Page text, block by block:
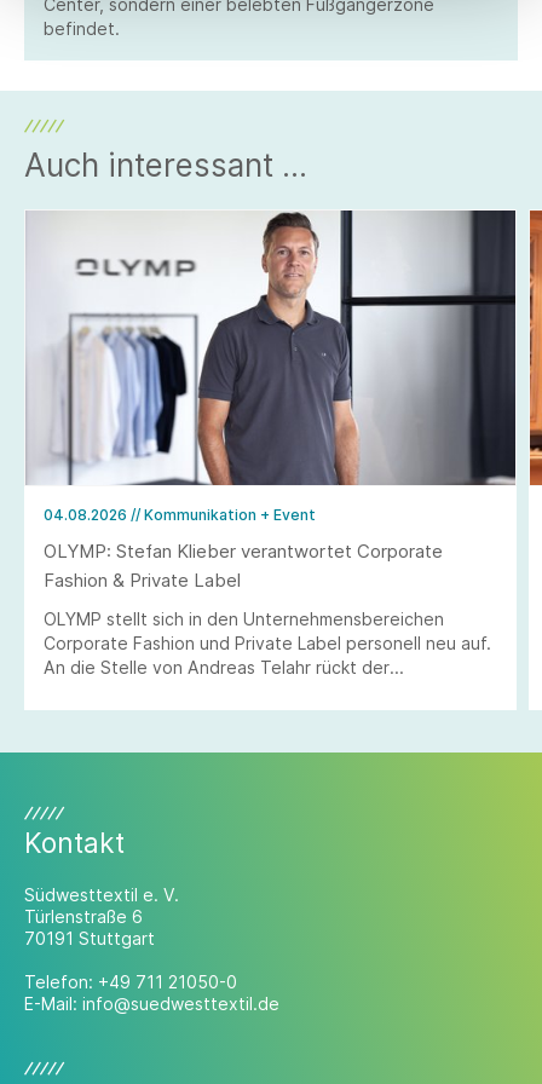
Center, sondern einer belebten Fußgängerzone
befindet.
Auch interessant ...
04.08.2026 // Kommunikation + Event
OLYMP: Stefan Klieber verantwortet Corporate
Fashion & Private Label
OLYMP stellt sich in den Unternehmensbereichen
Corporate Fashion und Private Label personell neu auf.
An die Stelle von Andreas Telahr rückt der
Geschäftseinheiten Corporate Fashion und Private
Kontakt
Südwesttextil e. V.
Türlenstraße 6
70191 Stuttgart
Telefon: +49 711 21050-0
E-Mail: info@suedwesttextil.de